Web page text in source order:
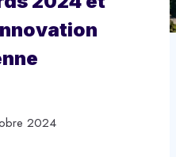
2024